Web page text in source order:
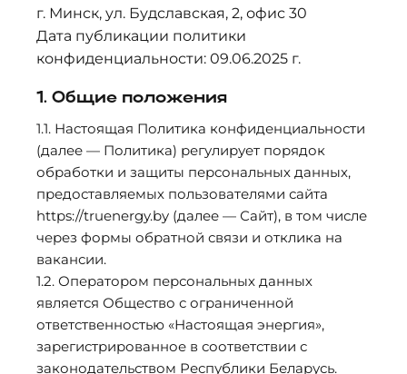
г. Минск, ул. Будславская, 2, офис 30
Дата публикации политики
конфиденциальности: 09.06.2025 г.
1. Общие положения
1.1. Настоящая Политика конфиденциальности
(далее — Политика) регулирует порядок
обработки и защиты персональных данных,
предоставляемых пользователями сайта
https://truenergy.by (далее — Сайт), в том числе
через формы обратной связи и отклика на
вакансии.
1.2. Оператором персональных данных
является Общество с ограниченной
ответственностью «Настоящая энергия»,
зарегистрированное в соответствии с
законодательством Республики Беларусь.